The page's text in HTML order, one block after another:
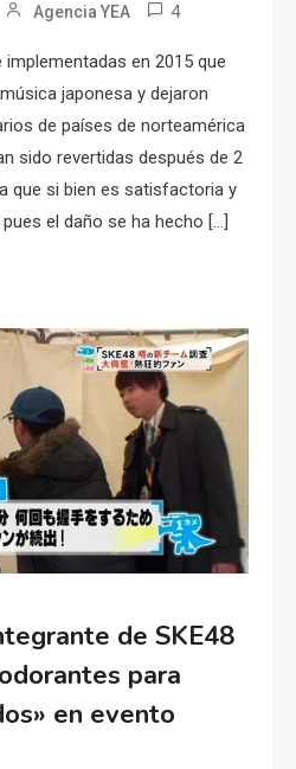
Agencia YEA 4
en 2015 que
japonesa y dejaron
de países de norteamérica
sido revertidas después de 2
que si bien es satisfactoria y
el daño se ha hecho […]
de SKE48
para
en evento